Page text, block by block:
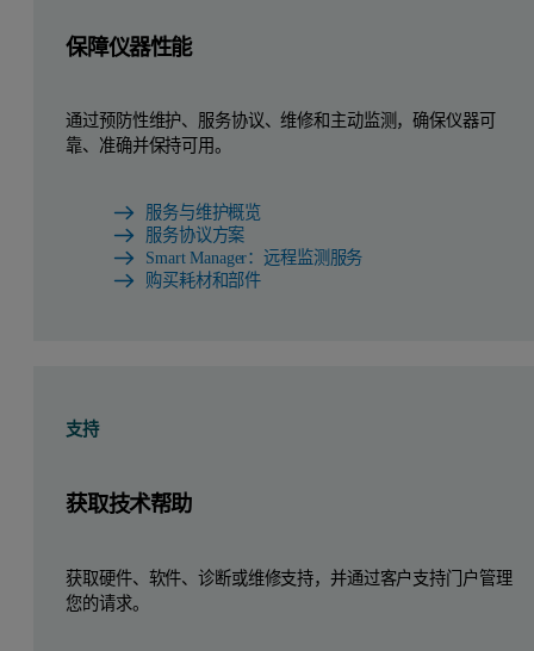
保障仪器性能
通过预防性维护、服务协议、维修和主动监测，确保仪器可
靠、准确并保持可用。
服务与维护概览
服务协议方案
Smart Manager：远程监测服务
购买耗材和部件
支持
获取技术帮助
获取硬件、软件、诊断或维修支持，并通过客户支持门户管理
您的请求。